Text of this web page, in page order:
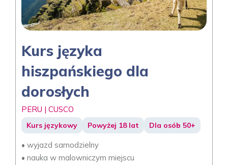
Kurs języka
hiszpańskiego dla
dorosłych
PERU | CUSCO
Kurs językowy Powyżej 18 lat Dla osób 50+
• wyjazd samodzielny
• nauka w malowniczym miejscu